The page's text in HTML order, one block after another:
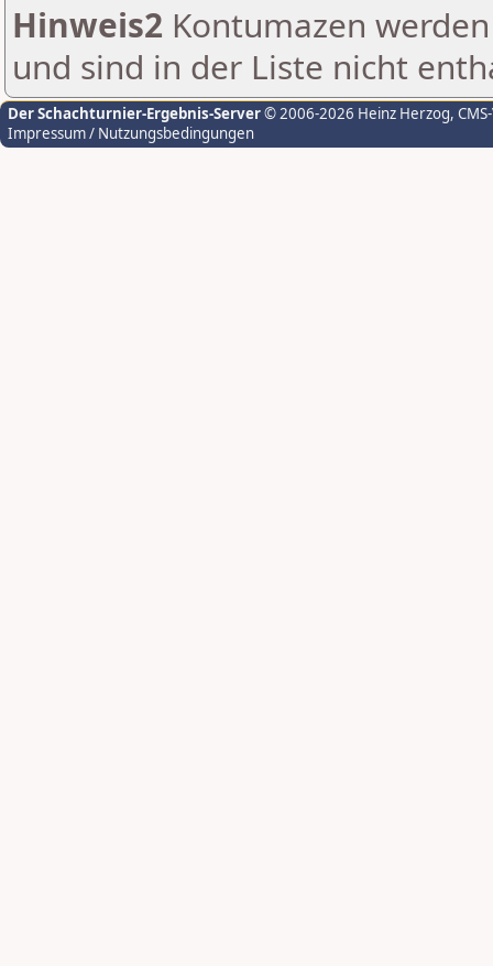
Hinweis2 Kontumazen
und sind in der Liste nicht
Der Schachturnier-Ergebnis-Server© 2006-2026 Heinz Herzog,
Impressum / Nutzungsbedingungen